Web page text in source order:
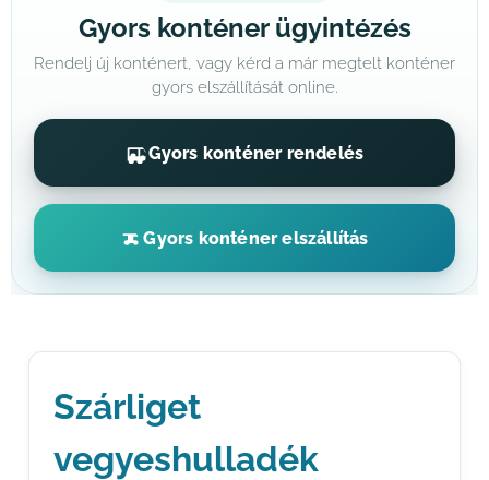
Gyors konténer ügyintézés
Rendelj új konténert, vagy kérd a már megtelt konténer
gyors elszállítását online.
Gyors konténer rendelés
Gyors konténer elszállítás
Szárliget
vegyeshulladék